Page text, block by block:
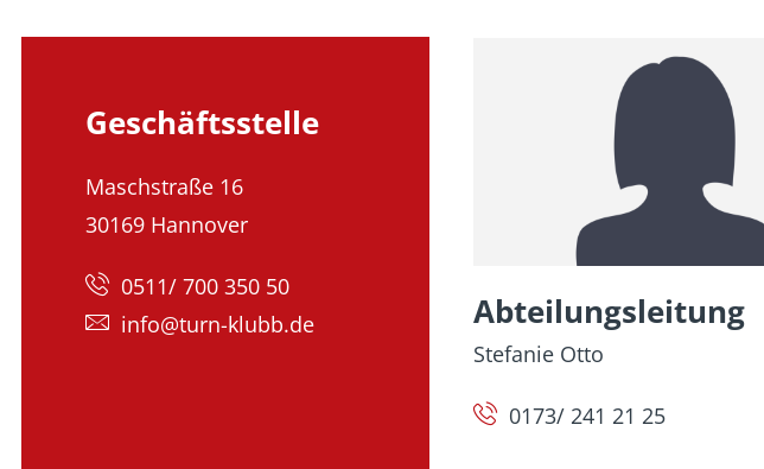
Geschäftsstelle
Maschstraße 16
30169 Hannover
0511/ 700 350 50
info@turn-klubb.de
Abteilungsleitung
Stefanie Otto
0173/ 241 21 25